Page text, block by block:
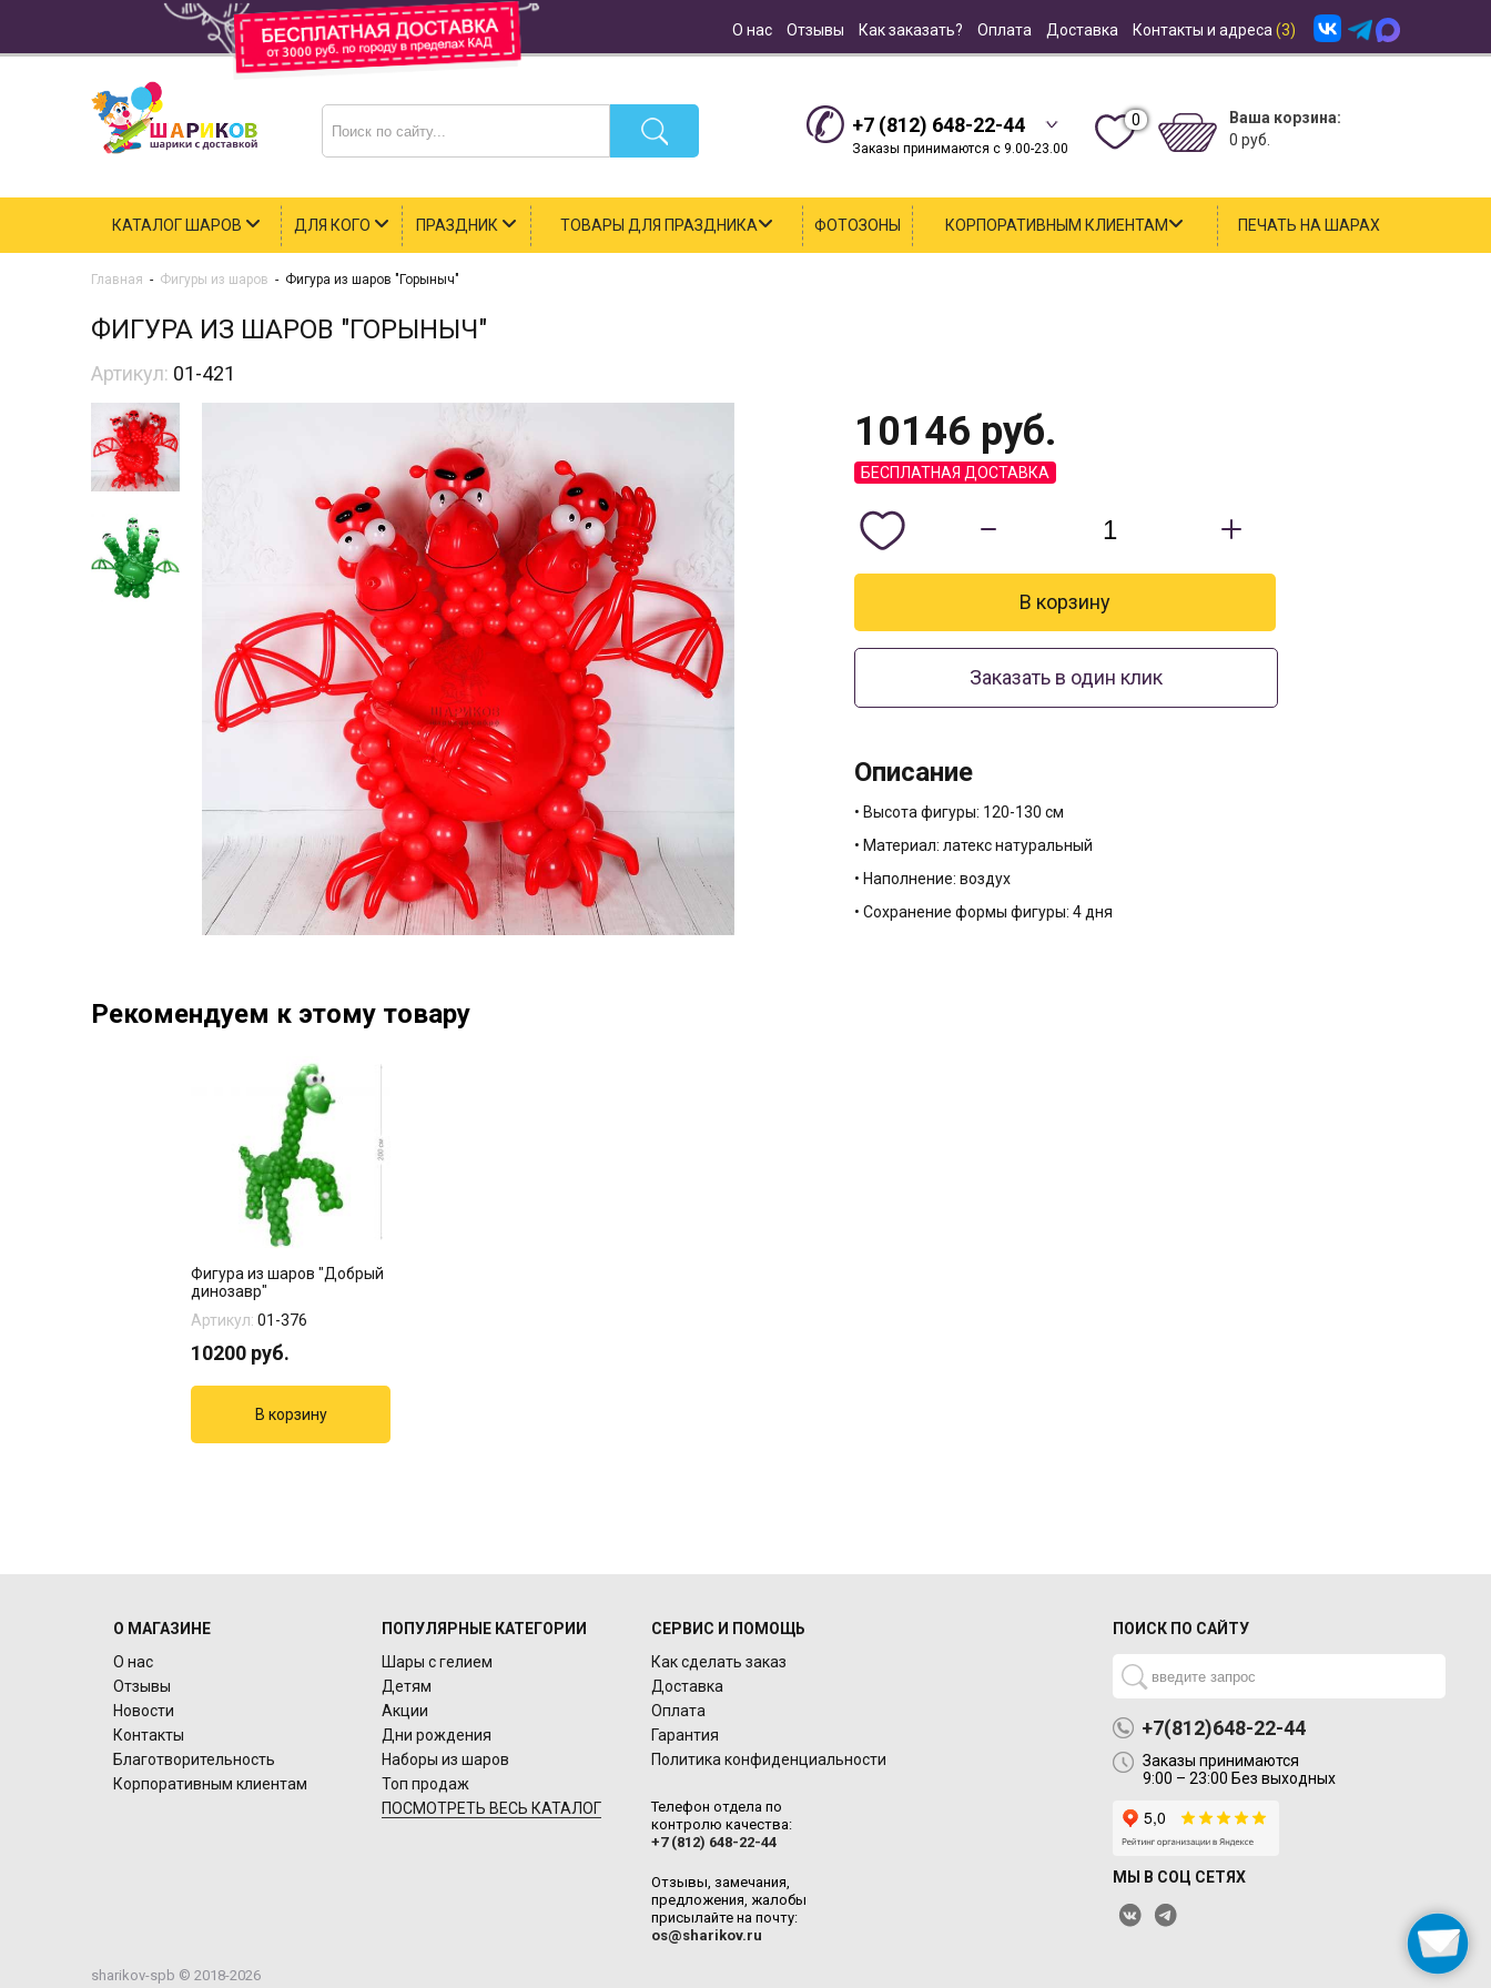
О нас Отзывы Как заказать? Оплата Доставка Контакты и адреса (3)
+7 (812) 648-22-44
Заказы принимаются с 9.00-23.00
0
Ваша корзина:
0 руб.
КАТАЛОГ ШАРОВ ДЛЯ КОГО ПРАЗДНИК ТОВАРЫ ДЛЯ ПРАЗДНИКА ФОТОЗОНЫ КОРПОРАТИВНЫМ КЛИЕНТАМ ПЕЧАТЬ НА ШАРАХ
Главная - Фигуры из шаров - Фигура из шаров "Горыныч"
ФИГУРА ИЗ ШАРОВ "ГОРЫНЫЧ"
Артикул: 01-421
10146 руб.
БЕСПЛАТНАЯ ДОСТАВКА
Заказать в один клик
Описание
• Высота фигуры: 120-130 см
• Материал: латекс натуральный
• Наполнение: воздух
• Сохранение формы фигуры: 4 дня
Рекомендуем к этому товару
Фигура из шаров "Добрый
динозавр"
Артикул: 01-376
10200 руб.
О МАГАЗИНЕ
О нас
Отзывы
Новости
Контакты
Благотворительность
Корпоративным клиентам
ПОПУЛЯРНЫЕ КАТЕГОРИИ
Шары с гелием
Детям
Акции
Дни рождения
Наборы из шаров
Топ продаж
ПОСМОТРЕТЬ ВЕСЬ КАТАЛОГ
СЕРВИС И ПОМОЩЬ
Как сделать заказ
Доставка
Оплата
Гарантия
Политика конфиденциальности
Телефон отдела по
контролю качества:
+7 (812) 648-22-44
Отзывы, замечания,
предложения, жалобы
присылайте на почту:
os@sharikov.ru
ПОИСК ПО САЙТУ
+7(812)648-22-44
Заказы принимаются
9:00 – 23:00 Без выходных
МЫ В СОЦ СЕТЯХ
sharikov-spb © 2018-2026